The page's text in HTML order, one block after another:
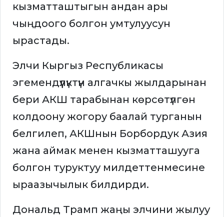
кызматташтыгын андан ары
чыңдоого болгон умтулуусун
ырастады.
Элчи Кыргыз Республикасы
эгемендүүлүктүн алгачкы жылдарынан
бери АКШ тарабынан көрсөтүлгөн
колдоону жогору баалай турганын
белгилеп, АКШнын Борбордук Азия
жана аймак менен кызматташууга
болгон туруктуу милдеттенмесине
ыраазычылык билдирди.
Дональд Трамп жаңы элчини жылуу